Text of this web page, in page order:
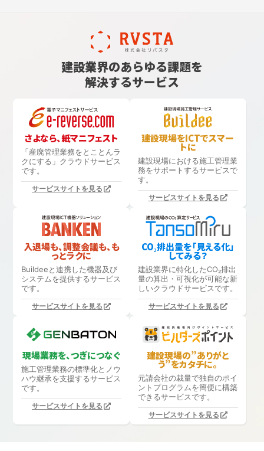
建設業界のあらゆる課題を
解決するサービス
さよなら、紙マニフェスト
「産廃管理業務をとことんラ
クにする」 クラウドサービス
です。
サービスサイトを見る
建設現場をICTでスマー
トに
建設現場における施工管理業
務をサポートするサービスで
す。
サービスサイトを見る
入退場も、調整会議も、も
っとラクに
Buildeeと連携した機器及び
システムを提供するサービス
です。
サービスサイトを見る
CO₂排出量を「見える化」
してみる？
建設業界に特化したCO₂排出
量の算出・可視化が可能な新
しいクラウドサービスです。
サービスサイトを見る
現場業務を、つぎにつなぐ
施工管理業務の標準化と ノウ
ハウ継承を支援するサービス
です。
サービスサイトを見る
建設現場の”ありがと
う”をカタチに。
元請会社の裁量で独自のポイ
ントプログラムを簡便に構築
できるサービスです。
サービスサイトを見る